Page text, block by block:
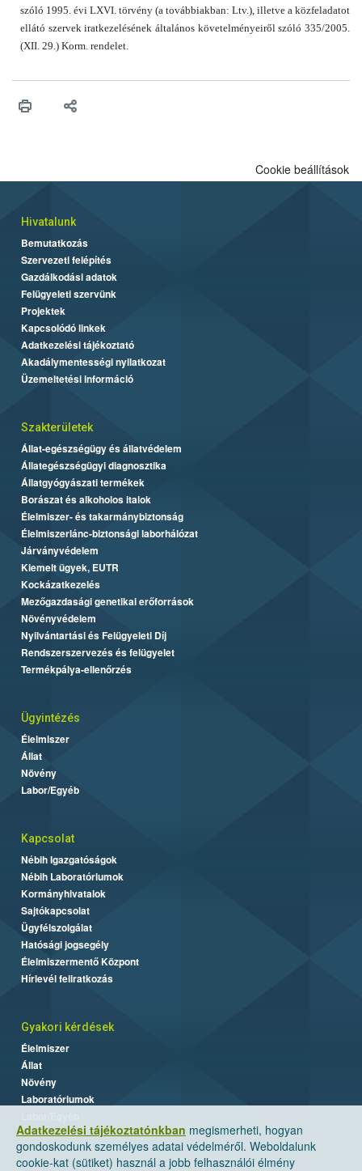
szóló 1995. évi LXVI. törvény (a továbbiakban: Ltv.), illetve a közfeladatot
ellátó szervek iratkezelésének általános követelményeiről szóló 335/2005.
(XII. 29.) Korm. rendelet.
Adatkezelési tájékoztatónkban megismerheti, hogyan
gondoskodunk személyes adatai védelméről. Weboldalunk
cookie-kat (sütiket) használ a jobb felhasználói élmény
Cookie beállítások
Hivatalunk
Bemutatkozás
Szervezeti felépítés
Gazdálkodási adatok
Felügyeleti szervünk
Projektek
Kapcsolódó linkek
Adatkezelési tájékoztató
Akadálymentességi nyilatkozat
Üzemeltetési információ
Szakterületek
Állat-egészségügy és állatvédelem
Állategészségügyi diagnosztika
Állatgyógyászati termékek
Borászat és alkoholos italok
Élelmiszer- és takarmánybiztonság
Élelmiszerlánc-biztonsági laborhálózat
Járványvédelem
Kiemelt ügyek, EUTR
Kockázatkezelés
Mezőgazdasági genetikai erőforrások
Növényvédelem
Nyilvántartási és Felügyeleti Díj
Rendszerszervezés és felügyelet
Termékpálya-ellenőrzés
Ügyintézés
Élelmiszer
Állat
Növény
Labor/Egyéb
Kapcsolat
Nébih Igazgatóságok
Nébih Laboratóriumok
Kormányhivatalok
Sajtókapcsolat
Ügyfélszolgálat
Hatósági jogsegély
Élelmiszermentő Központ
Hírlevél feliratkozás
Gyakori kérdések
Élelmiszer
Állat
Növény
Laboratóriumok